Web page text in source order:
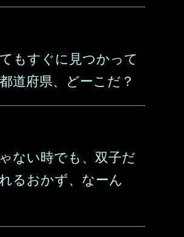
もすぐに見つかって
道府県、どーこだ？
ない時でも、双子だ
るおかず、なーん